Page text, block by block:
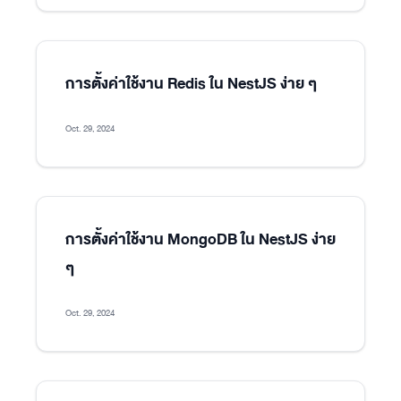
การตั้งค่าใช้งาน Redis ใน NestJS ง่าย ๆ
Oct. 29, 2024
การตั้งค่าใช้งาน MongoDB ใน NestJS ง่าย
ๆ
Oct. 29, 2024